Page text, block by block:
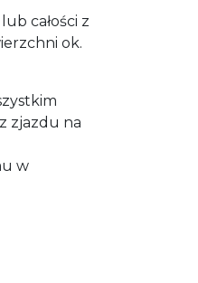
całości z
ok.
zjazdu na
w